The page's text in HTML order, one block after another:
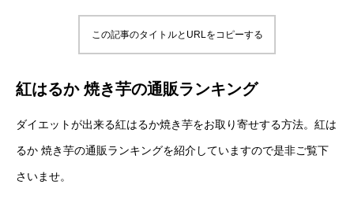
この記事のタイトルとURLをコピーする
紅はるか 焼き芋の通販ランキング
ダイエットが出来る紅はるか焼き芋をお取り寄せする方法。紅は
るか 焼き芋の通販ランキングを紹介していますので是非ご覧下
さいませ。